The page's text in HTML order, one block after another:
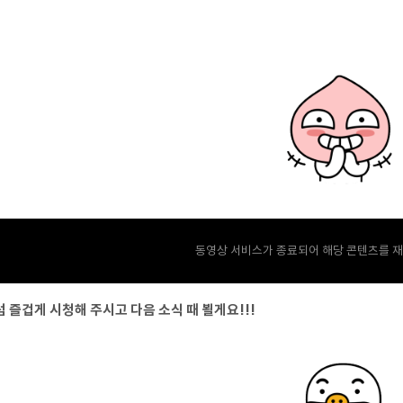
동영상 서비스가 종료되어 해당 콘텐츠를
즐겁게 시청해 주시고 다음 소식 때 뵐게요!!!